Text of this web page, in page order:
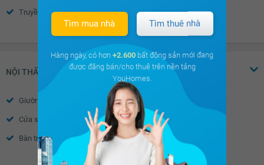
Truyền hình Cáp Nước nóng
Khóa cửa vân tay- mã số Chuông hình
Điều hòa trung tâm Cửa sổ an toàn
Cửa khung nhôm kính Cửa tự động
Chuông điện Bồn hoa cây cảnh
Gỗ ốp trần Gỗ ốp chân tường
Cửa gỗ tự nhiên Cửa gỗ công nghiệp
Vòi nước thông minh Rèm thông minh
Xem thêm
NỘI THẤT
Giường Tủ đầu giường
Cửa sổ Tủ quần áo
Bàn trang điểm Bàn làm việc
Bàn học Tủ âm tường
Tìm mua nhà Tìm thuê nhà
Hàng ngày, có hơn +2.600 bất động sản mới đang
được đăng bán/cho thuê trên nền tảng
YouHomes.